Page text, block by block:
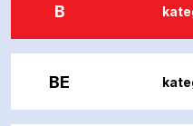
B
BE